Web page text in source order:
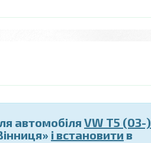
автомобіляVW T5 (03-)
і встановити в